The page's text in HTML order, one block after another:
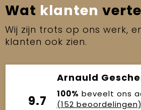
Wat klanten
Wij zijn trots op ons werk,
klanten ook zien.
9.7
Arnauld
100% beveelt ons
(152 beoordelingen)